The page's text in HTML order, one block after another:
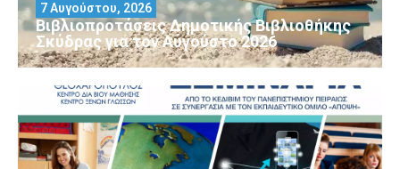
Βιβλιοπροτάσεις Δημοτικής Βιβλιοθήκης
Σκύδρας για τον Αύγούστο 2026
7 Αυγούστου, 2026